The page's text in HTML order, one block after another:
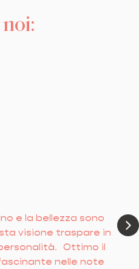
e la bellezza sono
visione traspare in
Ottimo il
nelle note